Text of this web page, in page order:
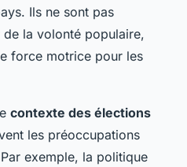
Ils ne sont pas
de la volonté populaire,
force motrice pour les
contexte des élections
les préoccupations
exemple, la politique